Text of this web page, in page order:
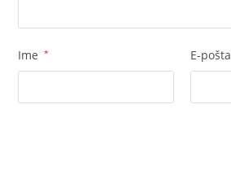
Ime * E-pošta